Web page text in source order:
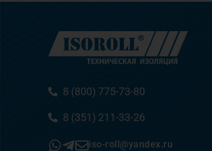
8 (800) 775-73-80
8 (351) 211-33-26
iso-roll@yandex.ru